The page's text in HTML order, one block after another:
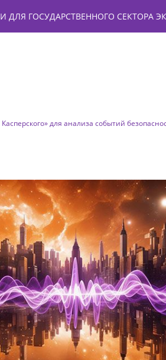
ГОСУДАРСТВЕННОГО СЕКТОРА
для анализа событий